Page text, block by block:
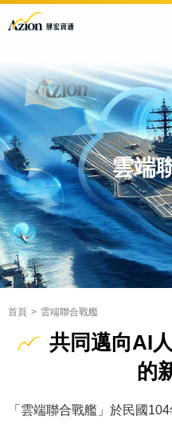
雲端
首頁 雲端聯合戰艦
共同邁向AI
的
「雲端聯合戰艦」於民國